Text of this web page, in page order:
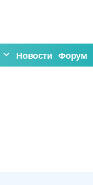
Новости Форум